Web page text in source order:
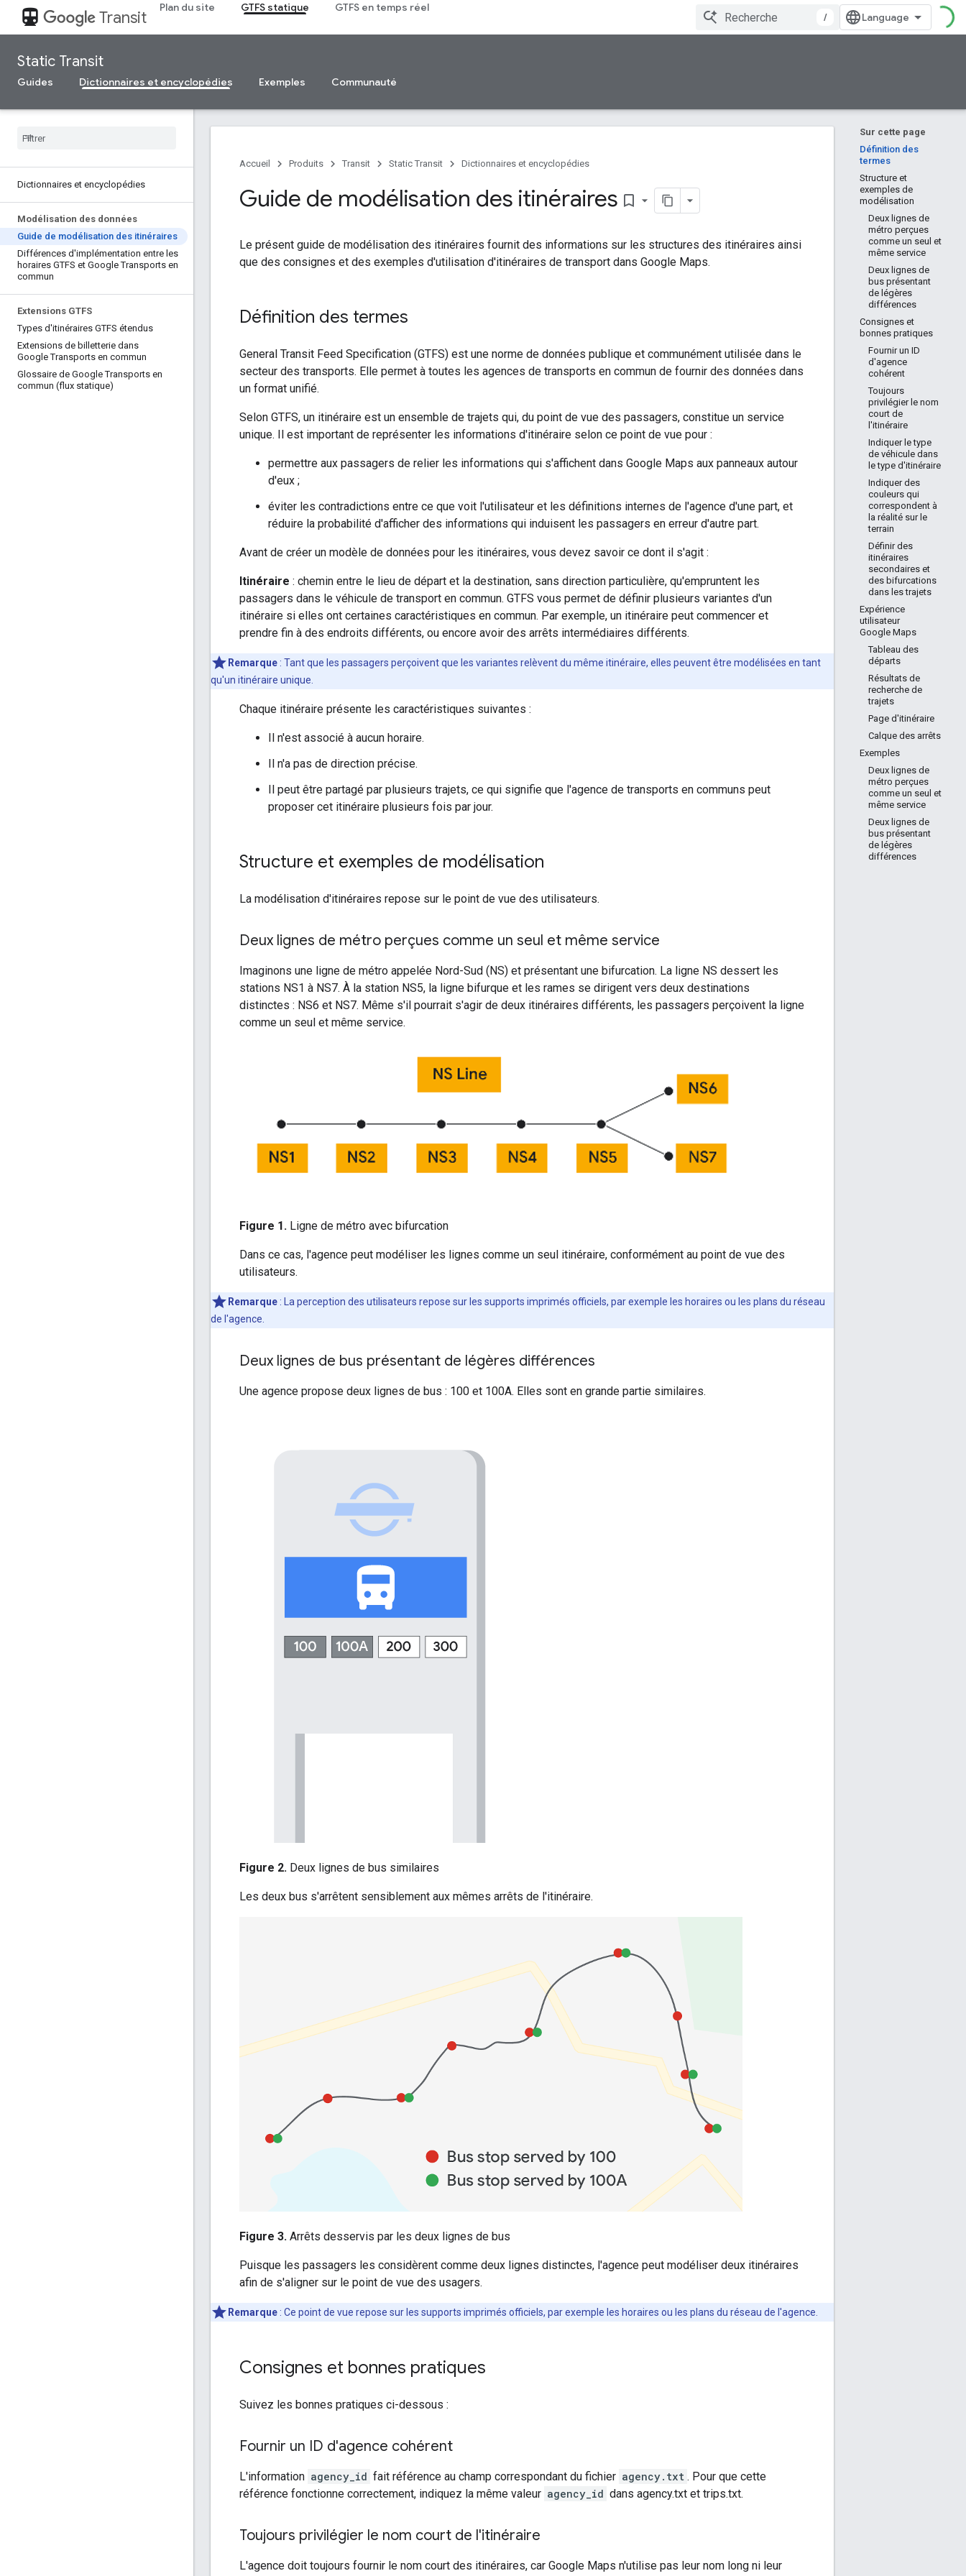
directions_transit Transit
Plan du site GTFS statique GTFS en temps réel
/
Static Transit
Guides Dictionnaires et encyclopédies Exemples Communauté
Dictionnaires et encyclopédies
Modélisation des données
Guide de modélisation des itinéraires
Différences d'implémentation entre les
horaires GTFS et Google Transports en
commun
Extensions GTFS
Types d'itinéraires GTFS étendus
Extensions de billetterie dans
Google Transports en commun
Glossaire de Google Transports en
commun (flux statique)
Sur cette page
Définition des
termes
Structure et
exemples de
modélisation
Deux lignes de
métro perçues
comme un seul et
même service
Deux lignes de
bus présentant
de légères
différences
Consignes et
bonnes pratiques
Fournir un ID
d'agence
cohérent
Toujours
privilégier le nom
court de
l'itinéraire
Indiquer le type
de véhicule dans
le type d'itinéraire
Indiquer des
couleurs qui
correspondent à
la réalité sur le
terrain
Définir des
itinéraires
secondaires et
des bifurcations
dans les trajets
Expérience
utilisateur
Google Maps
Tableau des
départs
Résultats de
recherche de
trajets
Page d'itinéraire
Calque des arrêts
Exemples
Deux lignes de
métro perçues
comme un seul et
même service
Deux lignes de
bus présentant
de légères
différences
Accueil Produits Transit Static Transit Dictionnaires et encyclopédies
Guide de modélisation des itinéraires bookmark_border
Le présent guide de modélisation des itinéraires fournit des informations sur les structures des itinéraires ainsi
que des consignes et des exemples d'utilisation d'itinéraires de transport dans Google Maps.
Définition des termes
General Transit Feed Specification (GTFS) est une norme de données publique et communément utilisée dans le
secteur des transports. Elle permet à toutes les agences de transports en commun de fournir des données dans
un format unifié.
Selon GTFS, un itinéraire est un ensemble de trajets qui, du point de vue des passagers, constitue un service
unique. Il est important de représenter les informations d'itinéraire selon ce point de vue pour :
permettre aux passagers de relier les informations qui s'affichent dans Google Maps aux panneaux autour
d'eux ;
éviter les contradictions entre ce que voit l'utilisateur et les définitions internes de l'agence d'une part, et
réduire la probabilité d'afficher des informations qui induisent les passagers en erreur d'autre part.
Avant de créer un modèle de données pour les itinéraires, vous devez savoir ce dont il s'agit :
Itinéraire : chemin entre le lieu de départ et la destination, sans direction particulière, qu'empruntent les
passagers dans le véhicule de transport en commun. GTFS vous permet de définir plusieurs variantes d'un
itinéraire si elles ont certaines caractéristiques en commun. Par exemple, un itinéraire peut commencer et
prendre fin à des endroits différents, ou encore avoir des arrêts intermédiaires différents.
Remarque : Tant que les passagers perçoivent que les variantes relèvent du même itinéraire, elles peuvent être modélisées en tant
qu'un itinéraire unique.
Chaque itinéraire présente les caractéristiques suivantes :
Il n'est associé à aucun horaire.
Il n'a pas de direction précise.
Il peut être partagé par plusieurs trajets, ce qui signifie que l'agence de transports en communs peut
proposer cet itinéraire plusieurs fois par jour.
Structure et exemples de modélisation
La modélisation d'itinéraires repose sur le point de vue des utilisateurs.
Deux lignes de métro perçues comme un seul et même service
Imaginons une ligne de métro appelée Nord-Sud (NS) et présentant une bifurcation. La ligne NS dessert les
stations NS1 à NS7. À la station NS5, la ligne bifurque et les rames se dirigent vers deux destinations
distinctes : NS6 et NS7. Même s'il pourrait s'agir de deux itinéraires différents, les passagers perçoivent la ligne
comme un seul et même service.
Figure 1. Ligne de métro avec bifurcation
Dans ce cas, l'agence peut modéliser les lignes comme un seul itinéraire, conformément au point de vue des
utilisateurs.
Remarque : La perception des utilisateurs repose sur les supports imprimés officiels, par exemple les horaires ou les plans du réseau
de l'agence.
Deux lignes de bus présentant de légères différences
Une agence propose deux lignes de bus : 100 et 100A. Elles sont en grande partie similaires.
Figure 2. Deux lignes de bus similaires
Les deux bus s'arrêtent sensiblement aux mêmes arrêts de l'itinéraire.
Figure 3. Arrêts desservis par les deux lignes de bus
Puisque les passagers les considèrent comme deux lignes distinctes, l'agence peut modéliser deux itinéraires
afin de s'aligner sur le point de vue des usagers.
Remarque : Ce point de vue repose sur les supports imprimés officiels, par exemple les horaires ou les plans du réseau de l'agence.
Consignes et bonnes pratiques
Suivez les bonnes pratiques ci-dessous :
Fournir un ID d'agence cohérent
L'information agency_id fait référence au champ correspondant du fichier agency.txt . Pour que cette
référence fonctionne correctement, indiquez la même valeur agency_id dans agency.txt et trips.txt.
Toujours privilégier le nom court de l'itinéraire
L'agence doit toujours fournir le nom court des itinéraires, car Google Maps n'utilise pas leur nom long ni leur